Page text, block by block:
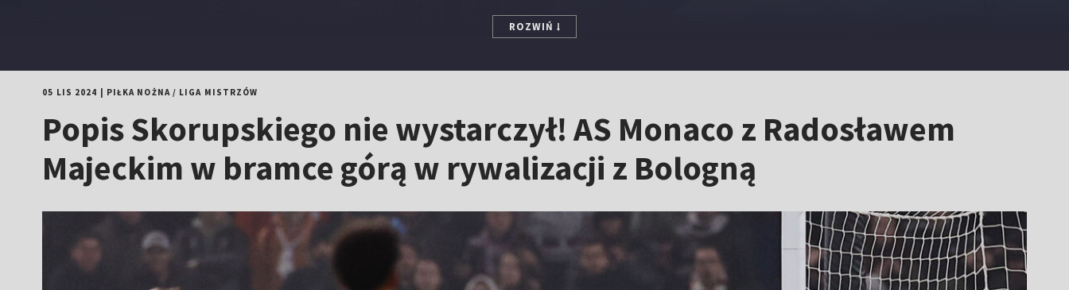
ROZWIŃ
05 LIS 2024 PIŁKA NOŻNA/ LIGA MISTRZÓW
Popis Skorupskiego nie wystarczył! AS Monaco z Radosławem
Majeckim w bramce górą w rywalizacji z Bologną